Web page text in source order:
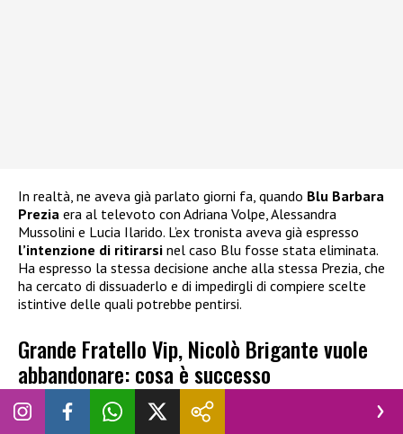
In realtà, ne aveva già parlato giorni fa, quando Blu Barbara
Prezia era al televoto con Adriana Volpe, Alessandra
Mussolini e Lucia Ilarido. L’ex tronista aveva già espresso
l’intenzione di ritirarsi nel caso Blu fosse stata eliminata.
Ha espresso la stessa decisione anche alla stessa Prezia, che
ha cercato di dissuaderlo e di impedirgli di compiere scelte
istintive delle quali potrebbe pentirsi.
Grande Fratello Vip, Nicolò Brigante vuole
abbandonare: cosa è successo